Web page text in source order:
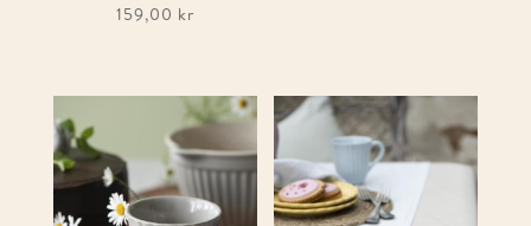
159,00 kr